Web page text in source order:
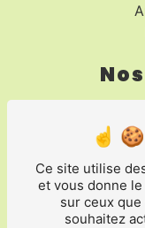
Ce site utilise
et vous donne
sur ceux que
souhaitez